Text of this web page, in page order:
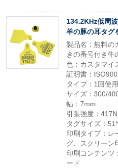
134.2KHz低周
羊の豚の耳タグ
製品名：無料の
きの番号付き牛
色：カスタマイ
証明書：
タイプ：1回使用
サイズ：300/
幅：7mm
引張強度：417N
タグサイズ：
印刷タイプ：レ
グ、スクリーン
印刷コンテンツ
ード